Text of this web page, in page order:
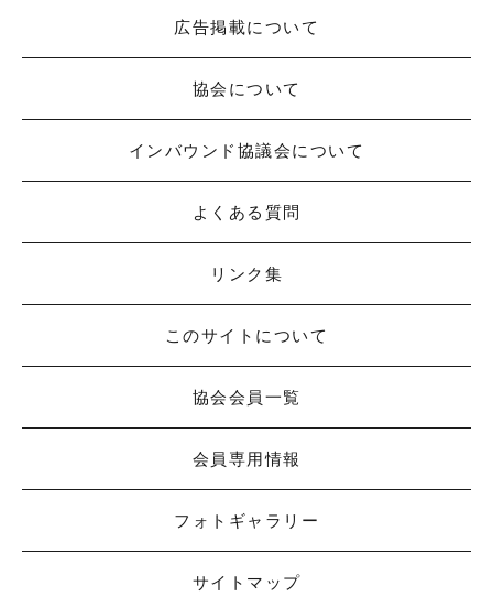
広告掲載について
協会について
インバウンド協議会について
よくある質問
リンク集
このサイトについて
協会会員一覧
会員専用情報
フォトギャラリー
サイトマップ